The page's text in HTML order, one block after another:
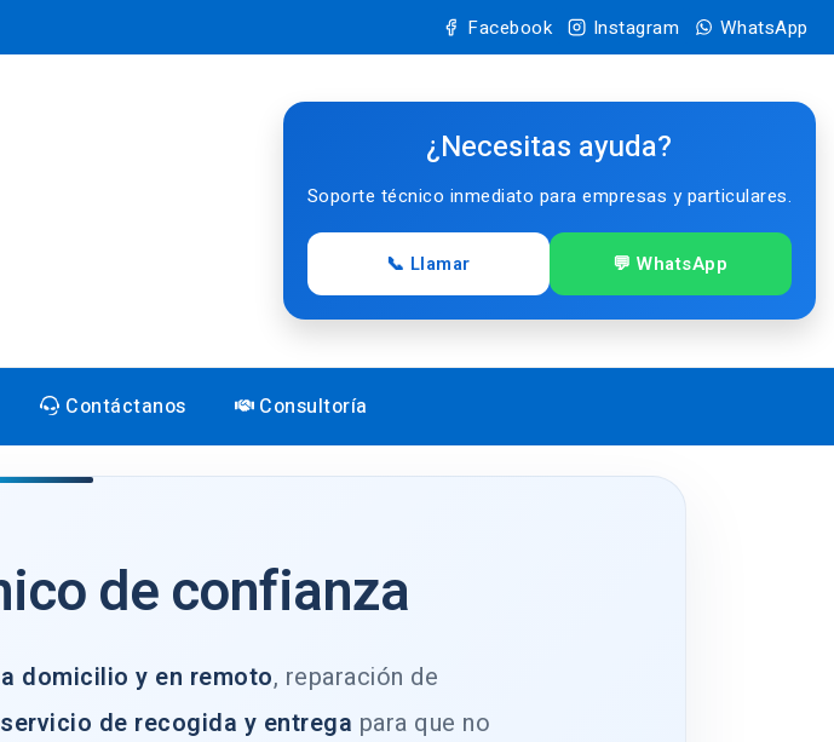
Facebook Instagram WhatsApp
¿Necesitas ayuda?
Soporte técnico inmediato para empresas y particulares.
📞 Llamar 💬 WhatsApp
Contáctanos Consultoría
de confianza
domicilio y en remoto, reparación de
servicio de recogida y entrega para que no